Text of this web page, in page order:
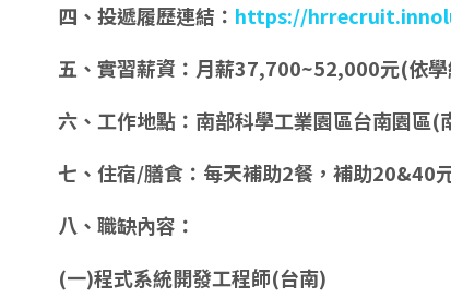
四、投遞履歷連結： https://
五、實習薪資：月薪37,700~52,000元(依
六、工作地點：南部科學工業園區台南園區(
七、住宿/膳食：每天補助2餐，補助20&40
八、職缺內容：
(一)程式系統開發工程師(台南)